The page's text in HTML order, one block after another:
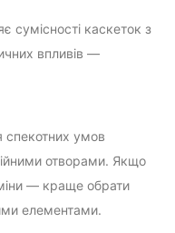
сумісності каскеток з
впливів —
спекотних умов
отворами. Якщо
— краще обрати
елементами.